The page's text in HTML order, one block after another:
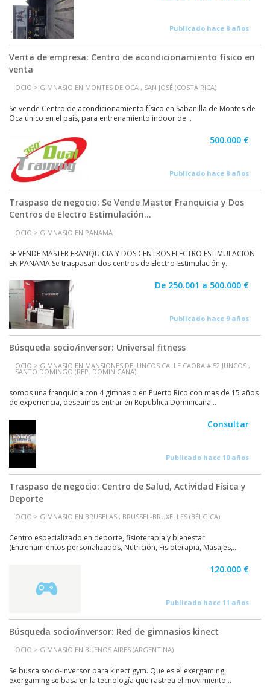
Publicado hace 8 años
Venta de empresa: Centro de acondicionamiento físico en
venta
OCIO > GIMNASIO EN MONTES DE OCA , SAN JOSÉ (COSTA RICA)
Se vende Centro de acondicionamiento físico en Sabanilla de Montes de
Oca único en el país, para entrenamiento indoor de...
500.000 €
Publicado hace 8 años
Traspaso de negocio: Se Vende Master Franquicia y Dos
Centros de Electro Estimulación...
OCIO > GIMNASIO EN PANAMÁ
SE VENDE MASTER FRANQUICIA Y DOS CENTROS ELECTRO ESTIMULACION
EN PANAMA Se traspasan dos centros de Electro-Estimulación y...
De 250.001 a 500.000 €
Publicado hace 9 años
Búsqueda socio/inversor: Universal fitness
OCIO > GIMNASIO EN MANSIONES DE JUNCOS CALLE CAOBA # 52 JUNCOS ,
SANTO DOMINGO (REP. DOMINICANA)
somos una franquicia con 4 gimnasio en Puerto Rico con mas de 15 años
de experiencia, deseamos entrar en Republica Dominicana...
Consultar
Publicado hace 10 años
Traspaso de negocio: Centro de Salud, Actividad Física y
Deporte
OCIO > GIMNASIO EN BRUSELAS , BRUSSEL-BRUXELLES (BÉLGICA)
Centro especializado en deporte, fisioterapia y bienestar
(Entrenamientos personalizados, Nutrición, Fisioterapia, Masajes,...
120.000 €
Publicado hace 11 años
Búsqueda socio/inversor: Red de gimnasios kinect
OCIO > GIMNASIO EN BUENOS AIRES (ARGENTINA)
Se busca socio-inversor para kinect gym. Que es el exergaming:
exergaming se basa en la tecnología que rastrea el movimiento...